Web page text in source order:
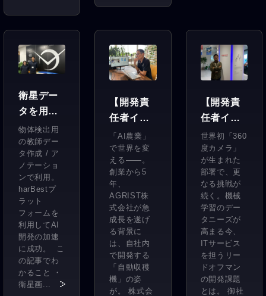
衛星デー
タを用い
て世界中
の不動産
を一括検
索。
『WHER
E』が叶え
る未来と
は。
物体検出用
の教師デー
タ作成 / ア
ノテーショ
ンで利用。
harBestプ
ラット
フォームを
利用してAI
開発の加速
に成功。 こ
の記事でわ
かること ・
衛星画...
【開発責
任者イン
タ
ビュー】
ピーマン
の自動収
穫機を開
発。精度
の高いAI
カメラを
実現する
ために必
要だった
「AI農業」
で世界を変
える――。
創業から5
年、
AGRIST株
式会社が急
成長を遂げ
る背景に
は、自社内
で開発する
「自動収穫
機」の姿
が。 株式会
【開発責
任者イン
タ
ビュー】
開発プロ
セスを効
率化した
い。単純
で大量に
あるアノ
テーショ
ン作業
を、まと
世界初「360
度カメラ」
が生まれた
部署で、更
なる挑戦が
続く。機械
学習のデー
タニーズが
高まる今、
ITサービス
を担うリー
ドオフマン
の開発課題
とは。 御社